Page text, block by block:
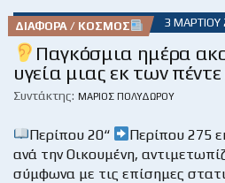
ΔΙΆΦΟΡΑ / ΚΌΣΜΟΣ 3 ΜΑΡΤΊΟΥ
Παγκόσμια ημέρα
υγεία μιας εκ των
Συντάκτης: ΜΆΡΙΟΣ ΠΟΛΥΔΏΡΟΥ
Περίπου 20“
Περίπου 275
ανά την Οικουμένη,
σύμφωνα με τις επίσημες